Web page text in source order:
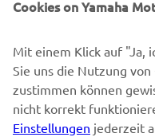
Lesen Sie unsere
Cookies on Yamaha
Mit einem Klick auf "Ja,
Sie uns die Nutzung
zustimmen können
nicht korrekt
Einstellungen jederzeit